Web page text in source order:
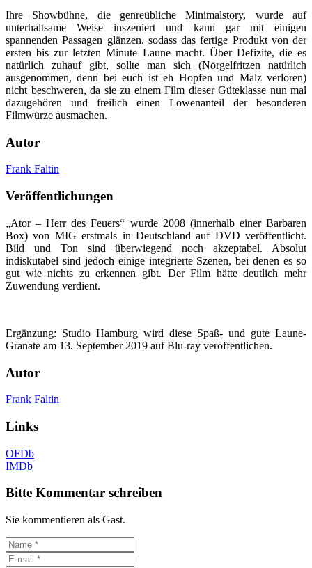
Ihre Showbühne, die genreübliche Minimalstory, wurde auf
unterhaltsame Weise inszeniert und kann gar mit einigen
spannenden Passagen glänzen, sodass das fertige Produkt von der
ersten bis zur letzten Minute Laune macht. Über Defizite, die es
natürlich zuhauf gibt, sollte man sich (Nörgelfritzen natürlich
ausgenommen, denn bei euch ist eh Hopfen und Malz verloren)
nicht beschweren, da sie zu einem Film dieser Güteklasse nun mal
dazugehören und freilich einen Löwenanteil der besonderen
Filmwürze ausmachen.
Autor
Frank Faltin
Veröffentlichungen
„Ator – Herr des Feuers“ wurde 2008 (innerhalb einer Barbaren
Box) von MIG erstmals in Deutschland auf DVD veröffentlicht.
Bild und Ton sind überwiegend noch akzeptabel. Absolut
indiskutabel sind jedoch einige integrierte Szenen, bei denen es so
gut wie nichts zu erkennen gibt. Der Film hätte deutlich mehr
Zuwendung verdient.
Ergänzung: Studio Hamburg wird diese Spaß- und gute Laune-
Granate am 13. September 2019 auf Blu-ray veröffentlichen.
Autor
Frank Faltin
Links
OFDb
IMDb
Bitte Kommentar schreiben
Sie kommentieren als Gast.